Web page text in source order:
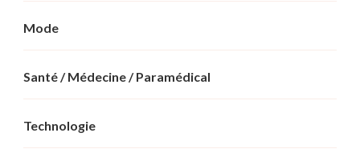
Mode
Santé / Médecine / Paramédical
Technologie